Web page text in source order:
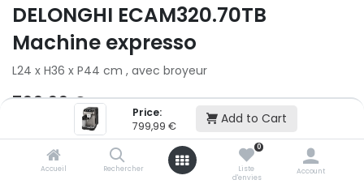
Price:
799,99 € Add to Cart
Accueil Rechercher
0
Liste
d'envies
Account
DELONGHI ECAM320.70TB
Machine expresso
L24 x H36 x P44 cm , avec broyeur
799,99€
2x
500,01 € puis 2 x 499,99 € (sans frais)